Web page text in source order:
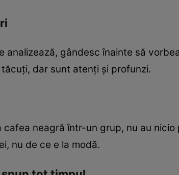
analizează, gândesc înainte să
dar sunt atenți și profunzi.
neagră într-un grup, nu au
nu de ce e la modă.